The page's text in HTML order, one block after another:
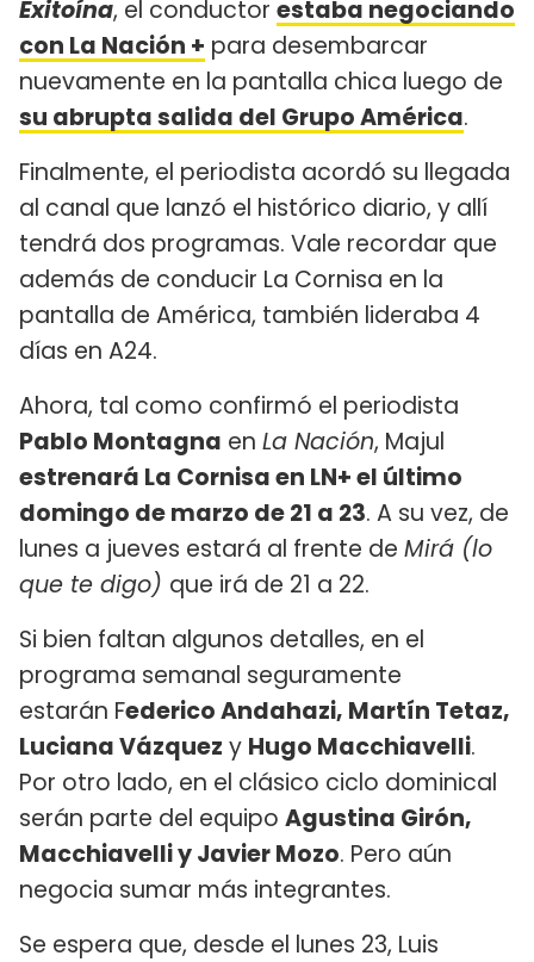
Exitoína, el conductor estaba negociando
con La Nación + para desembarcar
nuevamente en la pantalla chica luego de
su abrupta salida del Grupo América.
Finalmente, el periodista acordó su llegada
al canal que lanzó el histórico diario, y allí
tendrá dos programas. Vale recordar que
además de conducir La Cornisa en la
pantalla de América, también lideraba 4
días en A24.
Ahora, tal como confirmó el periodista
Pablo Montagna en La Nación, Majul
estrenará La Cornisa en LN+ el último
domingo de marzo de 21 a 23. A su vez, de
lunes a jueves estará al frente de Mirá (lo
que te digo) que irá de 21 a 22.
Si bien faltan algunos detalles, en el
programa semanal seguramente
estarán Federico Andahazi, Martín Tetaz,
Luciana Vázquez y Hugo Macchiavelli.
Por otro lado, en el clásico ciclo dominical
serán parte del equipo Agustina Girón,
Macchiavelli y Javier Mozo. Pero aún
negocia sumar más integrantes.
Se espera que, desde el lunes 23, Luis